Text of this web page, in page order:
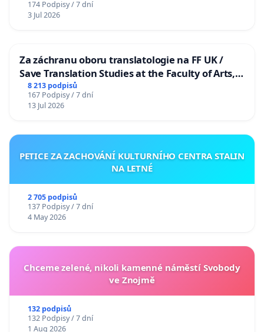
174 Podpisy / 7 dní
3 Jul 2026
Za záchranu oboru translatologie na FF UK /
Save Translation Studies at the Faculty of Arts,
Charles University
8 213 podpisů
167 Podpisy / 7 dní
13 Jul 2026
PETICE ZA ZACHOVÁNÍ KULTURNÍHO CENTRA STALIN
NA LETNÉ
2 705 podpisů
137 Podpisy / 7 dní
4 May 2026
Chceme zelené, nikoli kamenné náměstí Svobody
ve Znojmě
132 podpisů
132 Podpisy / 7 dní
1 Aug 2026